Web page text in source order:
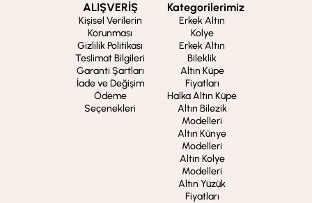
ALIŞVERİŞ
Kişisel Verilerin
Korunması
Gizlilik Politikası
Teslimat Bilgileri
Garanti Şartları
İade ve Değişim
Ödeme
Seçenekleri
Kategorilerimiz
Erkek Altın
Kolye
Erkek Altın
Bileklik
Altın Küpe
Fiyatları
Halka Altın Küpe
Altın Bilezik
Modelleri
Altın Künye
Modelleri
Altın Kolye
Modelleri
Altın Yüzük
Fiyatları